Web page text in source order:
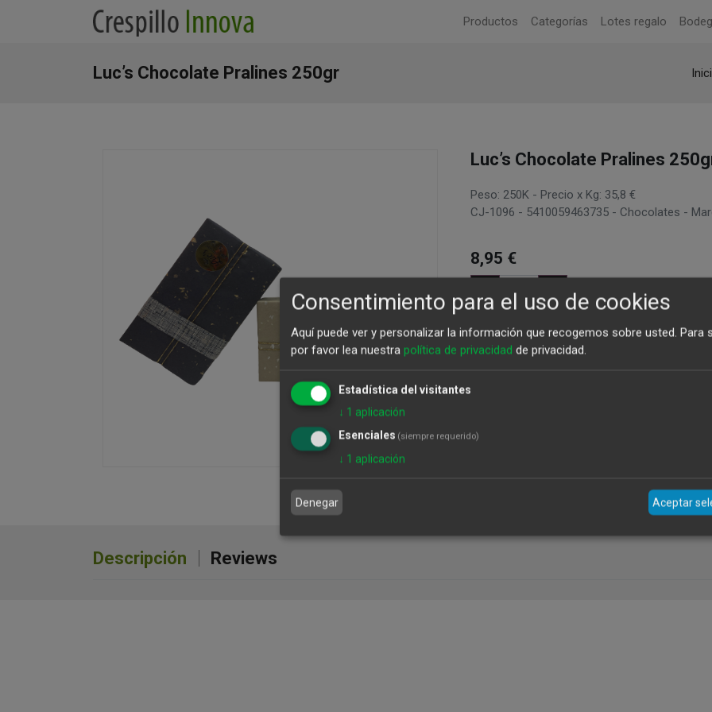
Productos Categorías Lotes regalo
Luc’s Chocolate Pralines 250gr
Luc’s Chocolate Pralines
Peso: 250K - Precio x Kg: 35,8 €
CJ-1096 - 5410059463735 - Chocolates -
8,95 €
Agregar al carrito
Descripción Reviews
Consentimiento para el uso de cookies
Aquí puede ver y personalizar la información que recogemos sobre usted. Para
por favor lea nuestra política de privacidad de privacidad.
Estadística del visitantes
↓ 1 aplicación
Esenciales (siempre requerido)
↓ 1 aplicación
Denegar Aceptar